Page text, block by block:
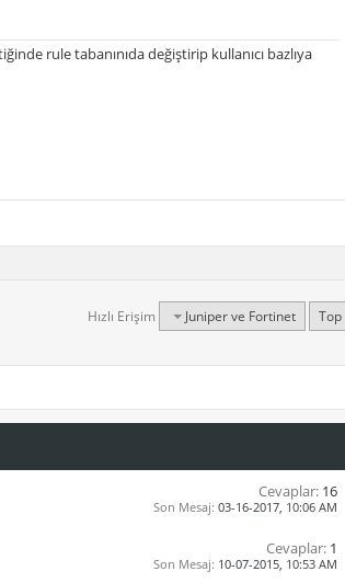
rule tabanınıda değiştirip kullanıcı bazlıya
Hızlı Erişim Juniper ve Fortinet Top
Cevaplar: 16
Son Mesaj: 03-16-2017, 10:06 AM
Cevaplar: 1
Son Mesaj: 10-07-2015, 10:53 AM